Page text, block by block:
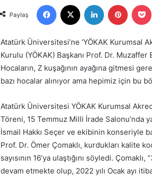
X
posta
göndermek
Paylaş
Facebook LinkedIn Pinterest
Atatürk Üniversitesi’ne ‘YÖKAK Kurumsal
Kurulu (YÖKAK) Başkanı Prof. Dr.
Hocaların, Z kuşağının ayağına gitmesi
bazı hocalar alınıyor ama hepimiz için bu
Atatürk Üniversitesi YÖKAK Kurumsal
Töreni, 15 Temmuz Milli İrade Salonu’nda
İsmail Hakkı Seçer ve ekibinin konseriyle
Prof. Dr. Ömer Çomaklı, kurdukları kalite
sayısının 16’ya ulaştığını söyledi.
devam etmekte olup, 2022 yılı Ocak ayı